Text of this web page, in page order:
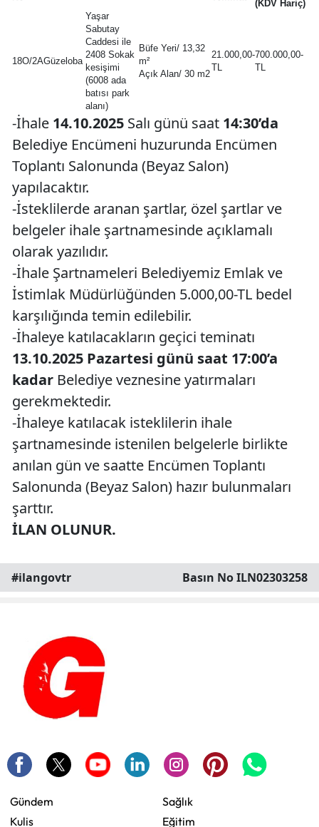
(KDV Hariç)
18O/2AGüzeloba
Yaşar
Sabutay
Caddesi ile
2408 Sokak
kesişimi
(6008 ada
batısı park
alanı)
Büfe Yeri/ 13,32
m²
Açık Alan/ 30 m2
21.000,00-
TL
700.000,00-
TL
-İhale 14.10.2025 Salı günü saat 14:30’da
Belediye Encümeni huzurunda Encümen
Toplantı Salonunda (Beyaz Salon)
yapılacaktır.
-İsteklilerde aranan şartlar, özel şartlar ve
belgeler ihale şartnamesinde açıklamalı
olarak yazılıdır.
-İhale Şartnameleri Belediyemiz Emlak ve
İstimlak Müdürlüğünden 5.000,00-TL bedel
karşılığında temin edilebilir.
-İhaleye katılacakların geçici teminatı
13.10.2025 Pazartesi günü saat 17:00’a
kadar Belediye veznesine yatırmaları
gerekmektedir.
-İhaleye katılacak isteklilerin ihale
şartnamesinde istenilen belgelerle birlikte
anılan gün ve saatte Encümen Toplantı
Salonunda (Beyaz Salon) hazır bulunmaları
şarttır.
İLAN OLUNUR.
#ilangovtr Basın No ILN02303258
Gündem
Kulis
Sağlık
Eğitim